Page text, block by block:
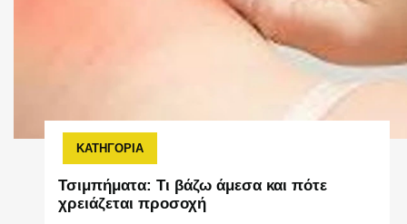
ΚΑΤΗΓΟΡΙΑ
Τσιμπήματα: Τι βάζω άμεσα και πότε
χρειάζεται προσοχή